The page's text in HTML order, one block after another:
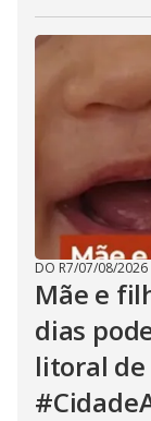
DO R7/07/08/2026
Mãe e
dias
litoral de